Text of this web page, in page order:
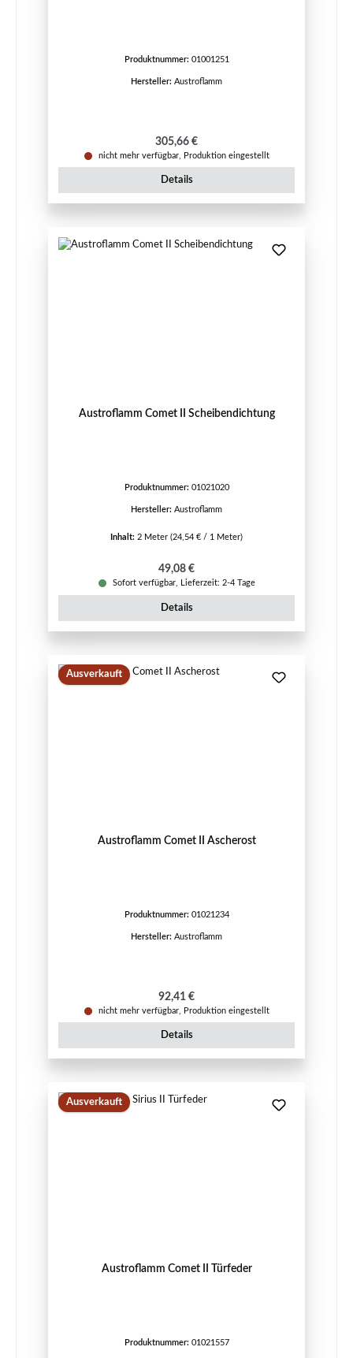
Produktnummer: 01001251
Hersteller: Austroflamm
Regulärer Preis:
305,66 €
nicht mehr verfügbar, Produktion eingestellt
Details
Austroflamm Comet II Scheibendichtung
Produktnummer: 01021020
Hersteller: Austroflamm
Inhalt: 2 Meter (24,54 € / 1 Meter)
Regulärer Preis:
49,08 €
Sofort verfügbar, Lieferzeit: 2-4 Tage
Details
Ausverkauft
Austroflamm Comet II Ascherost
Produktnummer: 01021234
Hersteller: Austroflamm
Regulärer Preis:
92,41 €
nicht mehr verfügbar, Produktion eingestellt
Details
Ausverkauft
Austroflamm Comet II Türfeder
Produktnummer: 01021557